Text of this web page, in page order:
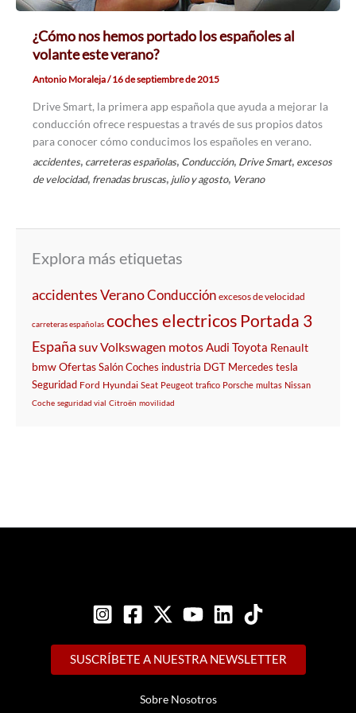
¿Cómo nos hemos portado los españoles al
volante este verano?
Antonio Moraleja/16 de septiembre de 2015
Drive Smart, la primera app española que ayuda a mejorar la
conducción ofrece respuestas a través de sus propios datos
para conocer cómo conducimos los españoles en verano.
accidentes, carreteras españolas, Conducción, Drive Smart, excesos
de velocidad, frenadas bruscas, julio y agosto, Verano
Explora más etiquetas
accidentesVeranoConducción excesos de velocidad
carreteras españolas coches electricos Portada 3
España suvVolkswagen motos Audi Toyota Renault
bmwOfertasSalónCoches industria DGT Mercedes tesla
Seguridad Ford Hyundai Seat Peugeot trafico Porsche multas Nissan
Coche seguridad vial Citroën movilidad
SUSCRÍBETE A NUESTRA NEWSLETTER
Sobre Nosotros